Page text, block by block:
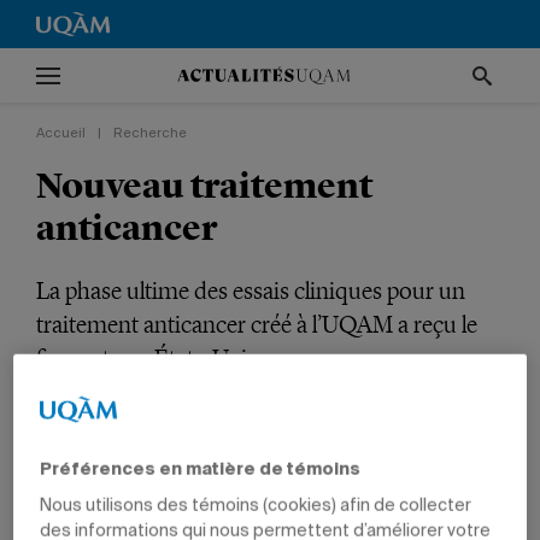
Accueil Recherche
Nouveau traitement
anticancer
La phase ultime des essais cliniques pour un
traitement anticancer créé à l’UQAM a reçu le
feu vert aux États-Unis.
RECHERCHE
Préférences en matière de témoins
Nous utilisons des témoins (cookies) afin de collecter
des informations qui nous permettent d’améliorer votre